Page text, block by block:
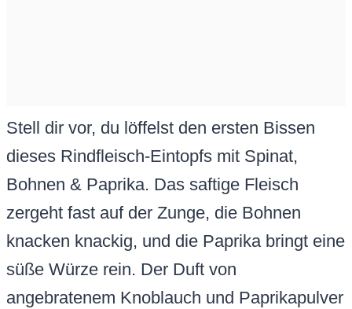
Stell dir vor, du löffelst den ersten Bissen
dieses Rindfleisch-Eintopfs mit Spinat,
Bohnen & Paprika. Das saftige Fleisch
zergeht fast auf der Zunge, die Bohnen
knacken knackig, und die Paprika bringt eine
süße Würze rein. Der Duft von
angebratenem Knoblauch und Paprikapulver